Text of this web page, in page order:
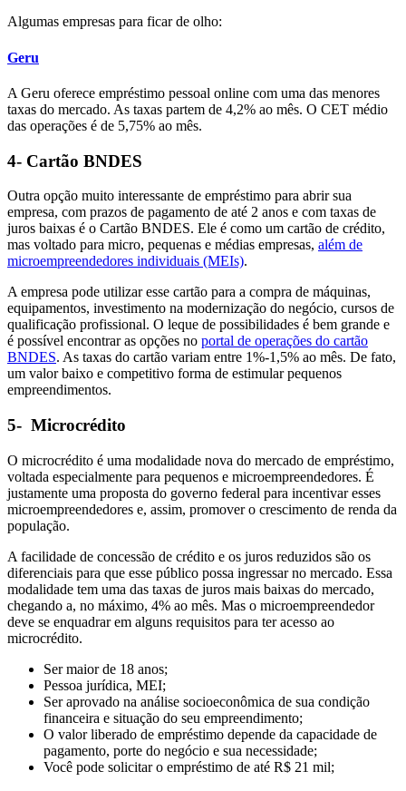
Algumas empresas para ficar de olho:
Geru
A Geru oferece empréstimo pessoal online com uma das menores
taxas do mercado. As taxas partem de 4,2% ao mês. O CET médio
das operações é de 5,75% ao mês.
4- Cartão BNDES
Outra opção muito interessante de empréstimo para abrir sua
empresa, com prazos de pagamento de até 2 anos e com taxas de
juros baixas é o Cartão BNDES. Ele é como um cartão de crédito,
mas voltado para micro, pequenas e médias empresas, além de
microempreendedores individuais (MEIs).
A empresa pode utilizar esse cartão para a compra de máquinas,
equipamentos, investimento na modernização do negócio, cursos de
qualificação profissional. O leque de possibilidades é bem grande e
é possível encontrar as opções no portal de operações do cartão
BNDES. As taxas do cartão variam entre 1%-1,5% ao mês. De fato,
um valor baixo e competitivo forma de estimular pequenos
empreendimentos.
5- Microcrédito
O microcrédito é uma modalidade nova do mercado de empréstimo,
voltada especialmente para pequenos e microempreendedores. É
justamente uma proposta do governo federal para incentivar esses
microempreendedores e, assim, promover o crescimento de renda da
população.
A facilidade de concessão de crédito e os juros reduzidos são os
diferenciais para que esse público possa ingressar no mercado. Essa
modalidade tem uma das taxas de juros mais baixas do mercado,
chegando a, no máximo, 4% ao mês. Mas o microempreendedor
deve se enquadrar em alguns requisitos para ter acesso ao
microcrédito.
Ser maior de 18 anos;
Pessoa jurídica, MEI;
Ser aprovado na análise socioeconômica de sua condição
financeira e situação do seu empreendimento;
O valor liberado de empréstimo depende da capacidade de
pagamento, porte do negócio e sua necessidade;
Você pode solicitar o empréstimo de até R$ 21 mil;